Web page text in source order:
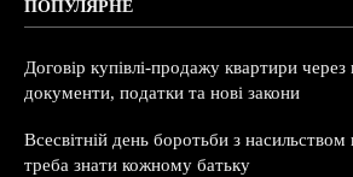
ПОПУЛЯРНЕ
Договір купівлі-продажу квартири
документи, податки та нові закони
Всесвітній день боротьби з
треба знати кожному батьку